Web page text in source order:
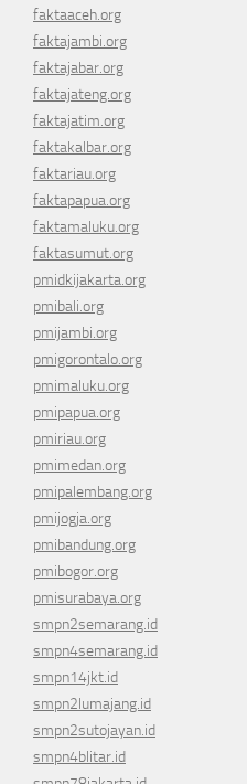
faktaaceh.org
faktajambi.org
faktajabar.org
faktajateng.org
faktajatim.org
faktakalbar.org
faktariau.org
faktapapua.org
faktamaluku.org
faktasumut.org
pmidkijakarta.org
pmibali.org
pmijambi.org
pmigorontalo.org
pmimaluku.org
pmipapua.org
pmiriau.org
pmimedan.org
pmipalembang.org
pmijogja.org
pmibandung.org
pmibogor.org
pmisurabaya.org
smpn2semarang.id
smpn4semarang.id
smpn14jkt.id
smpn2lumajang.id
smpn2sutojayan.id
smpn4blitar.id